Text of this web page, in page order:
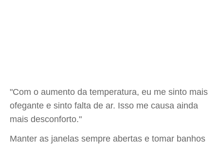
"Com o aumento da temperatura, eu me sinto mais
ofegante e sinto falta de ar. Isso me causa ainda
mais desconforto."
Manter as janelas sempre abertas e tomar banhos